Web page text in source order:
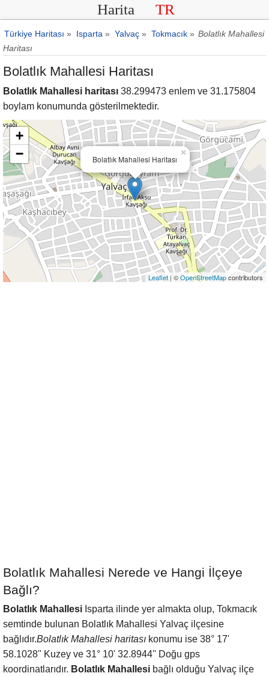
Harita TR
Türkiye Haritası » Isparta » Yalvaç » Tokmacık » Bolatlık Mahallesi
Haritası
Bolatlık Mahallesi Haritası
Bolatlık Mahallesi haritası 38.299473 enlem ve 31.175804
boylam konumunda gösterilmektedir.
Bolatlık Mahallesi Haritası
×
+
−
Leaflet| ©OpenStreetMapcontributors
Bolatlık Mahallesi Nerede ve Hangi İlçeye
Bağlı?
Bolatlık Mahallesi Isparta ilinde yer almakta olup, Tokmacık
semtinde bulunan Bolatlık Mahallesi Yalvaç ilçesine
bağlıdır.Bolatlık Mahallesi haritası konumu ise 38° 17'
58.1028'' Kuzey ve 31° 10' 32.8944'' Doğu gps
koordinatlarıdır. Bolatlık Mahallesi bağlı olduğu Yalvaç ilçe